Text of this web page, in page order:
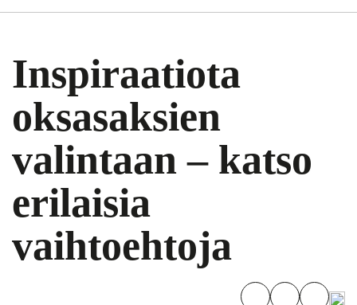
Inspiraatiota
oksasaksien
valintaan – katso
erilaisia
vaihtoehtoja